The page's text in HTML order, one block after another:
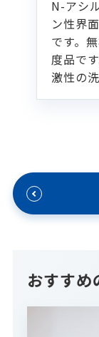
N-アシ
ン性界
です。
度品で
激性の
フォー
おすすめ